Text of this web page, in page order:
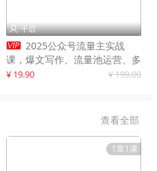
 千启
 2025公众号流量主实战
课，爆文写作、流量池运营、多
平台分发，新手日入千元月赚5
¥ 19.90 ¥ 199.00
查看全部
1章1课